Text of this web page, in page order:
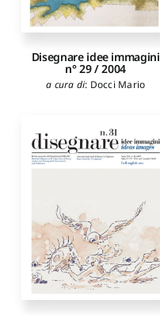
Disegnare idee immagini
n° 29 / 2004
a cura di: Docci Mario